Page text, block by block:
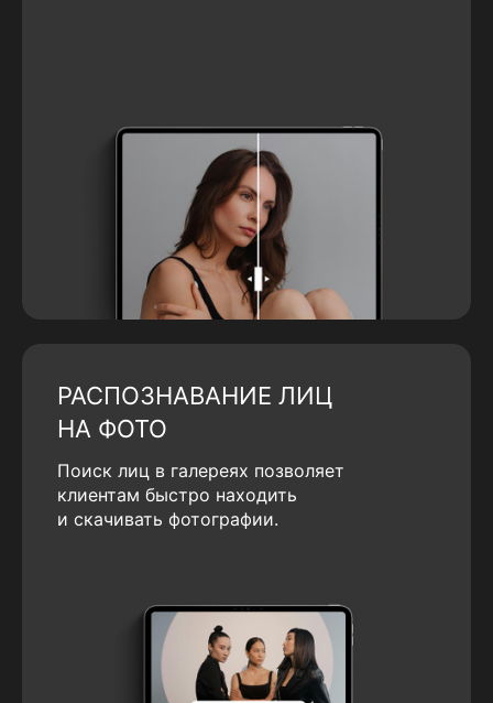
РАСПОЗНАВАНИЕ ЛИЦ
НА ФОТО
Поиск лиц в галереях позволяет
клиентам быстро находить
и скачивать фотографии.